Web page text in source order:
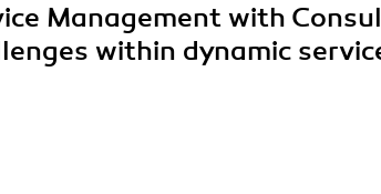
Management with
within dynamic